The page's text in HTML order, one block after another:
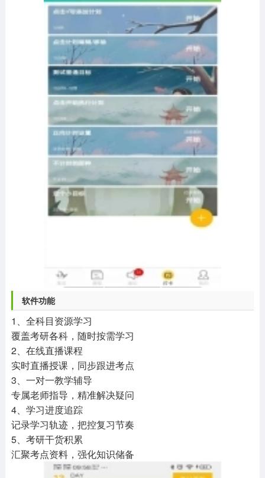
软件功能
1、全科目资源学习
覆盖考研各科，随时按需学习
2、在线直播课程
实时直播授课，同步跟进考点
3、一对一教学辅导
专属老师指导，精准解决疑问
4、学习进度追踪
记录学习轨迹，把控复习节奏
5、考研干货积累
汇聚考点资料，强化知识储备